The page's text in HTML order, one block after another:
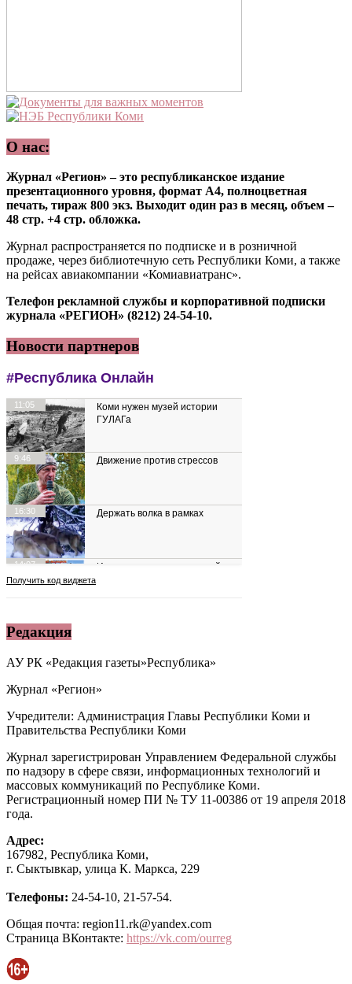
О нас:
Журнал «Регион» – это республиканское издание
презентационного уровня, формат А4, полноцветная
печать, тираж 800 экз. Выходит один раз в месяц, объем –
48 стр. +4 стр. обложка.
Журнал распространяется по подписке и в розничной
продаже, через библиотечную сеть Республики Коми, а также
на рейсах авиакомпании «Комиавиатранс».
Телефон рекламной службы и корпоративной подписки
журнала «РЕГИОН» (8212) 24-54-10.
Новости партнеров
Редакция
АУ РК «Редакция газеты»Республика»
Журнал «Регион»
Учредители: Администрация Главы Республики Коми и
Правительства Республики Коми
Журнал зарегистрирован Управлением Федеральной службы
по надзору в сфере связи, информационных технологий и
массовых коммуникаций по Республике Коми.
Регистрационный номер ПИ № ТУ 11-00386 от 19 апреля 2018
года.
Адрес:
167982, Республика Коми,
г. Сыктывкар, улица К. Маркса, 229
Телефоны: 24-54-10, 21-57-54.
Общая почта: region11.rk@yandex.com
Страница ВКонтакте: https://vk.com/ourreg